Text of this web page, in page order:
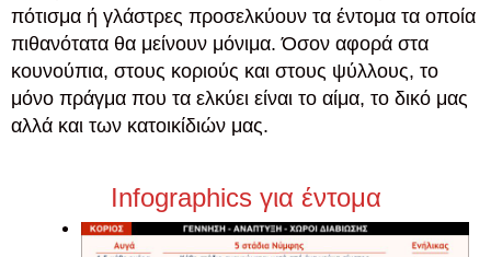
πότισμα ή γλάστρες προσελκύουν τα έντομα τα οποία
πιθανότατα θα μείνουν μόνιμα. Όσον αφορά στα
κουνούπια, στους κοριούς και στους ψύλλους, το
μόνο πράγμα που τα ελκύει είναι το αίμα, το δικό μας
αλλά και των κατοικίδιών μας.
Infographics για έντομα